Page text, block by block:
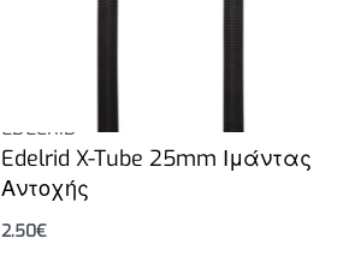
EDELRID
Edelrid X-Tube 25mm Ιμάντας
Αντοχής
2.50€